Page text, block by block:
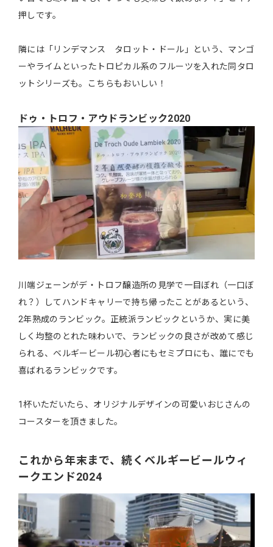
押しです。
隣には「リンデマンス タロット・ドール」という、マンゴ
ーやライムといったトロピカル系のフルーツを入れた同タロ
ットシリーズも。こちらもおいしい！
ドゥ・トロフ・アウドランビック2020
川端ジェーンがデ・トロフ醸造所の見学で一目ぼれ（一口ぼ
れ？）してハンドキャリーで持ち帰ったことがあるという、
2年熟成のランビック。正統派ランビックというか、実に美
しく均整のとれた味わいで、ランビックの良さが改めて感じ
られる、ベルギービール初心者にもセミプロにも、誰にでも
喜ばれるランビックです。
1杯いただいたら、オリジナルデザインの可愛いおじさんの
コースターを頂きました。
これから年末まで、続くベルギービールウィ
ークエンド2024